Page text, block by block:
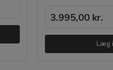
3.995,00 kr.
Læg